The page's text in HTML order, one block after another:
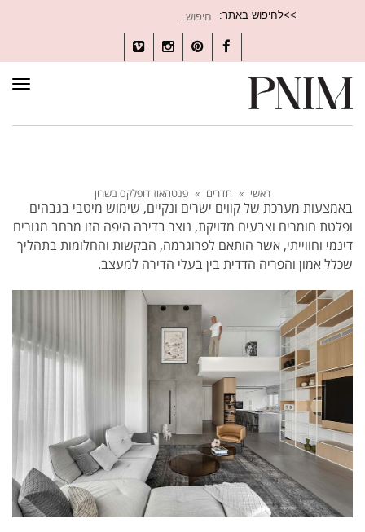
>>לחיפוש באתר:
עבור:
Facebook
Pinterest
Instagram
Vimeo
ראשי » חדרים » פנטהאוז דופלקס בשרון
באמצעות מערכת של קווים ישרים ונקיים, שימוש מיטבי בגבהים
ופלטת חומרים וצבעים מדויקת, נוצר בדירה היפה הזו מרחב מגורים
דינמי וחווייתי, אשר הותאם לפרוגרמה, הבקשות והחלומות בתהליך
שכלל אמון והפריה הדדית בין בעלי הדירה למעצב.